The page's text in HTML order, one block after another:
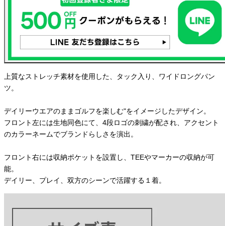
上質なストレッチ素材を使用した、タック入り、ワイドロングパン
ツ。
デイリーウエアのままゴルフを楽しむ"をイメージしたデザイン。
フロント左には生地同色にて、4段ロゴの刺繍が配され、アクセント
のカラーネームでブランドらしさを演出。
フロント右には収納ポケットを設置し、TEEやマーカーの収納が可
能。
デイリー、プレイ、双方のシーンで活躍する１着。